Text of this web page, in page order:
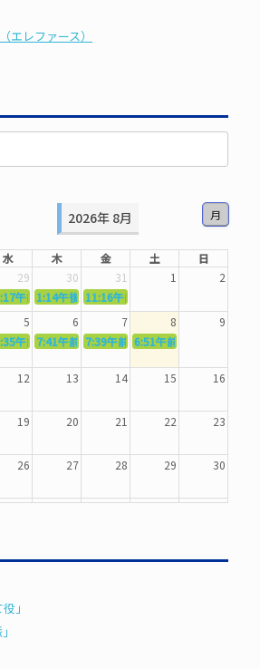
エレファース）
月
2026年 8月
水 木 金 土
日
29 30 31 1
2
力を〜
．～自信を〜
午前 5364．～信じて待つ〜
1:14午後 5365．～計画的に〜
11:16午前
5 6 7 8
9
を育てる〜
．～歌唱造形〜
午前 5370．～バランスを〜
7:41午前 5371．～漢字学習〜
7:39午前 5372．～一歩引く〜
6:51午前
12 13 14 15 16
19 20 21 22 23
26 27 28 29 30
2 3 4 5 6
」